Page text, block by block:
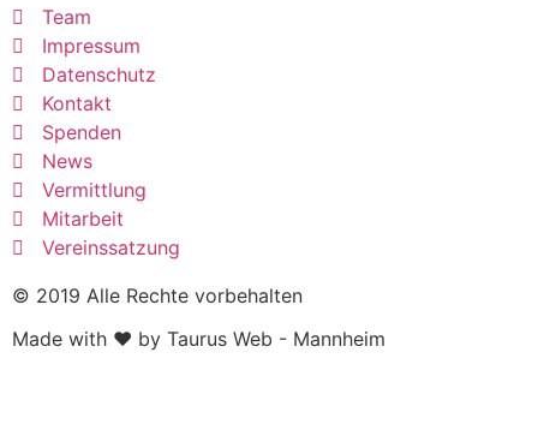
Team
Impressum
Datenschutz
Kontakt
Spenden
News
Vermittlung
Mitarbeit
Vereinssatzung
© 2019 Alle Rechte vorbehalten
Made with ❤ by Taurus Web - Mannheim